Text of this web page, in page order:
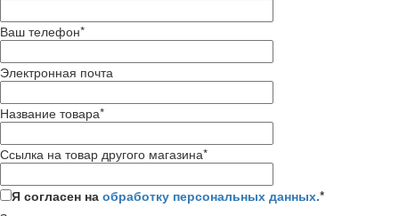
Ваш телефон*
Электронная почта
Название товара*
Ссылка на товар другого магазина*
Я согласен на обработку персональных данных.*